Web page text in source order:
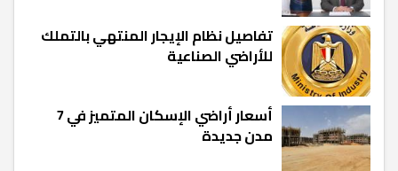
تفاصيل نظام الإيجار المنتهي بالتملك
للأراضي الصناعية
أسعار أراضي الإسكان المتميز في 7
مدن جديدة